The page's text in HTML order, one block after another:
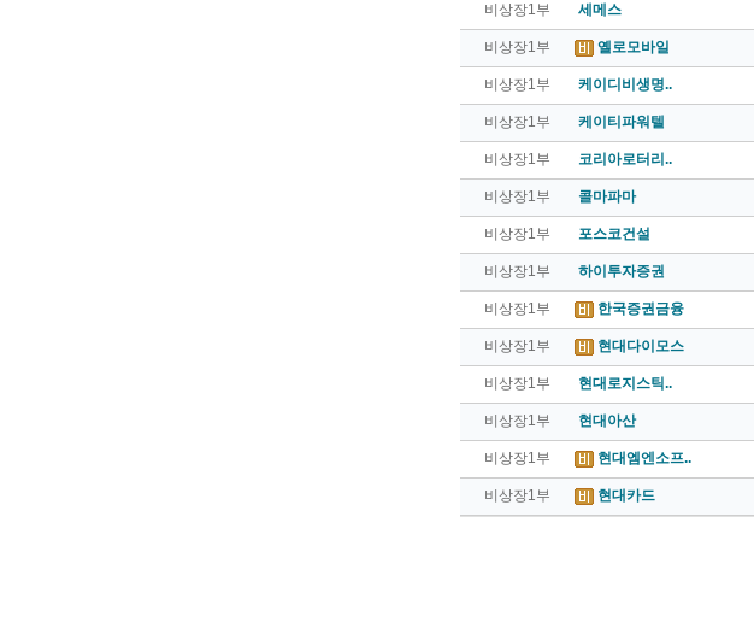
비상장1부 세메스
비상장1부 옐로모바일
비상장1부 케이디비생명..
비상장1부 케이티파워텔
비상장1부 코리아로터리..
비상장1부 콜마파마
비상장1부 포스코건설
비상장1부 하이투자증권
비상장1부 한국증권금융
비상장1부 현대다이모스
비상장1부 현대로지스틱..
비상장1부 현대아산
비상장1부 현대엠엔소프..
비상장1부 현대카드